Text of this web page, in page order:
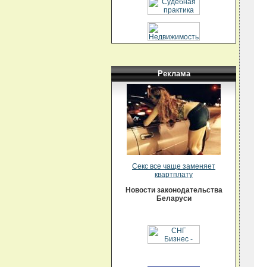
Реклама
Секс все чаще заменяет
квартплату
Новости законодательства
Беларуси